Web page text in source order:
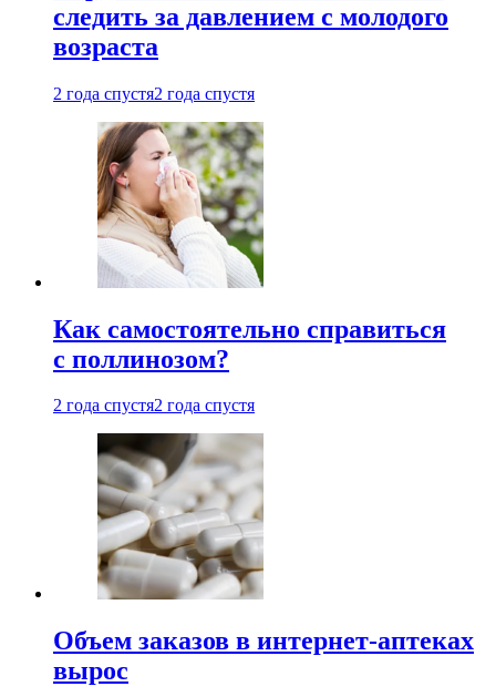
следить за давлением с молодого
возраста
2 года спустя2 года спустя
Как самостоятельно справиться
с поллинозом?
2 года спустя2 года спустя
Объем заказов в интернет-аптеках
вырос